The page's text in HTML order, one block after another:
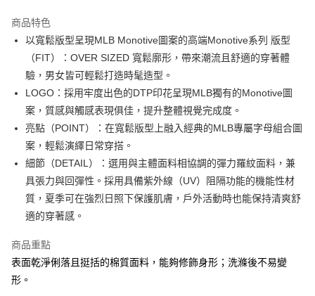
AlipayHK
WeChat Pay
送貨方式
每筆HK$50.00，滿HK$499.00或以上免運費
付款後順豐合作便利店
每筆HK$50.00，滿HK$499.00或以上免運費
送貨上門免運優惠
配送至澳門 運費表
商品特色
以寬鬆版型呈現MLB Monotive圖案的高端Monotive系列 版型
（FIT）：OVER SIZED 寬鬆廓形，帶來潮流且舒適的穿著體
驗，男女皆可輕鬆打造時髦造型。
LOGO：採用牢度出色的DTP印花呈現MLB獨有的Monotive圖
案，質感與觸感表現俱佳，提升整體視覺完成度。
亮點（POINT）：在寬鬆版型上融入經典的MLB專屬字母組合圖
案，輕鬆演繹日常穿搭。
細節（DETAIL）：選用與主體面料相協調的彈力羅紋面料，兼
具張力與回彈性。採用具備紫外線（UV）阻隔功能的機能性材
質，夏季可在強烈日照下保護肌膚，戶外活動時也能保持清爽舒
適的穿著感。
商品重點
表面乾淨俐落且挺括的棉質面料，能夠修飾身形；洗滌後不易變
形。